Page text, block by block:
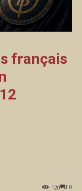
français
0
120